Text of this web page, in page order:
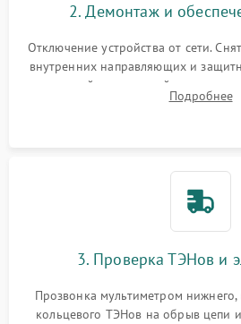
2. Демонтаж и
Отключение устройства от сети.
внутренних направляющих и
задней или верхней панели для
нагревательным элементам,
Подробнее
3. Проверка ТЭНов и
Прозвонка мультиметром нижнего,
кольцевого ТЭНов на обрыв цепи